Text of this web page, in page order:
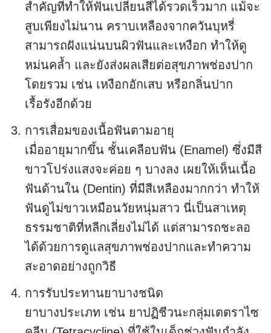
สำคัญที่ทำให้ฟันเปลี่ยนสีได้รวดเร็วมาก แม้จะ
สูบเพียงไม่นาน คราบเหลืองจากควันบุหรี่
สามารถฝังแน่นบนผิวฟันและเหงือก ทำให้ดู
หม่นคล้ำ และยังส่งผลเสียต่อสุขภาพช่องปาก
โดยรวม เช่น เหงือกอักเสบ หรือกลิ่นปาก
เรื้อรังอีกด้วย
การเสื่อมของเนื้อฟันตามอายุ
เมื่ออายุมากขึ้น ชั้นเคลือบฟัน (Enamel) ซึ่งมีสี
ขาวโปร่งแสงจะค่อย ๆ บางลง เผยให้เห็นเนื้อ
ฟันด้านใน (Dentin) ที่มีสีเหลืองมากกว่า ทำให้
ฟันดูไม่ขาวเหมือนวัยหนุ่มสาว นี่เป็นสาเหตุ
ธรรมชาติที่หลีกเลี่ยงไม่ได้ แต่สามารถชะลอ
ได้ด้วยการดูแลสุขภาพช่องปากและทำความ
สะอาดอย่างถูกวิธี
การรับประทานยาบางชนิด
ยาบางประเภท เช่น ยาปฏิชีวนะกลุ่มเตตราไซ